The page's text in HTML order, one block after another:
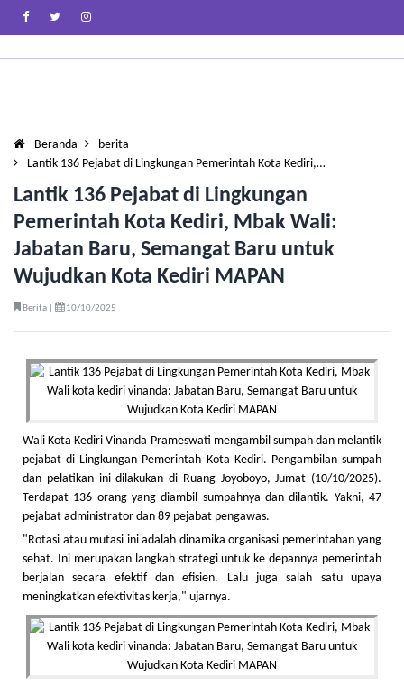
Beranda
berita
Lantik 136 Pejabat di Lingkungan Pemerintah Kota Kediri,…
Lantik 136 Pejabat di Lingkungan
Pemerintah Kota Kediri, Mbak Wali:
Jabatan Baru, Semangat Baru untuk
Wujudkan Kota Kediri MAPAN
Berita | 10/10/2025
Wali Kota Kediri Vinanda Prameswati mengambil sumpah dan melantik
pejabat di Lingkungan Pemerintah Kota Kediri. Pengambilan sumpah
dan pelatikan ini dilakukan di Ruang Joyoboyo, Jumat (10/10/2025).
Terdapat 136 orang yang diambil sumpahnya dan dilantik. Yakni, 47
pejabat administrator dan 89 pejabat pengawas.
"Rotasi atau mutasi ini adalah dinamika organisasi pemerintahan yang
sehat. Ini merupakan langkah strategi untuk ke depannya pemerintah
berjalan secara efektif dan efisien. Lalu juga salah satu upaya
meningkatkan efektivitas kerja," ujarnya.